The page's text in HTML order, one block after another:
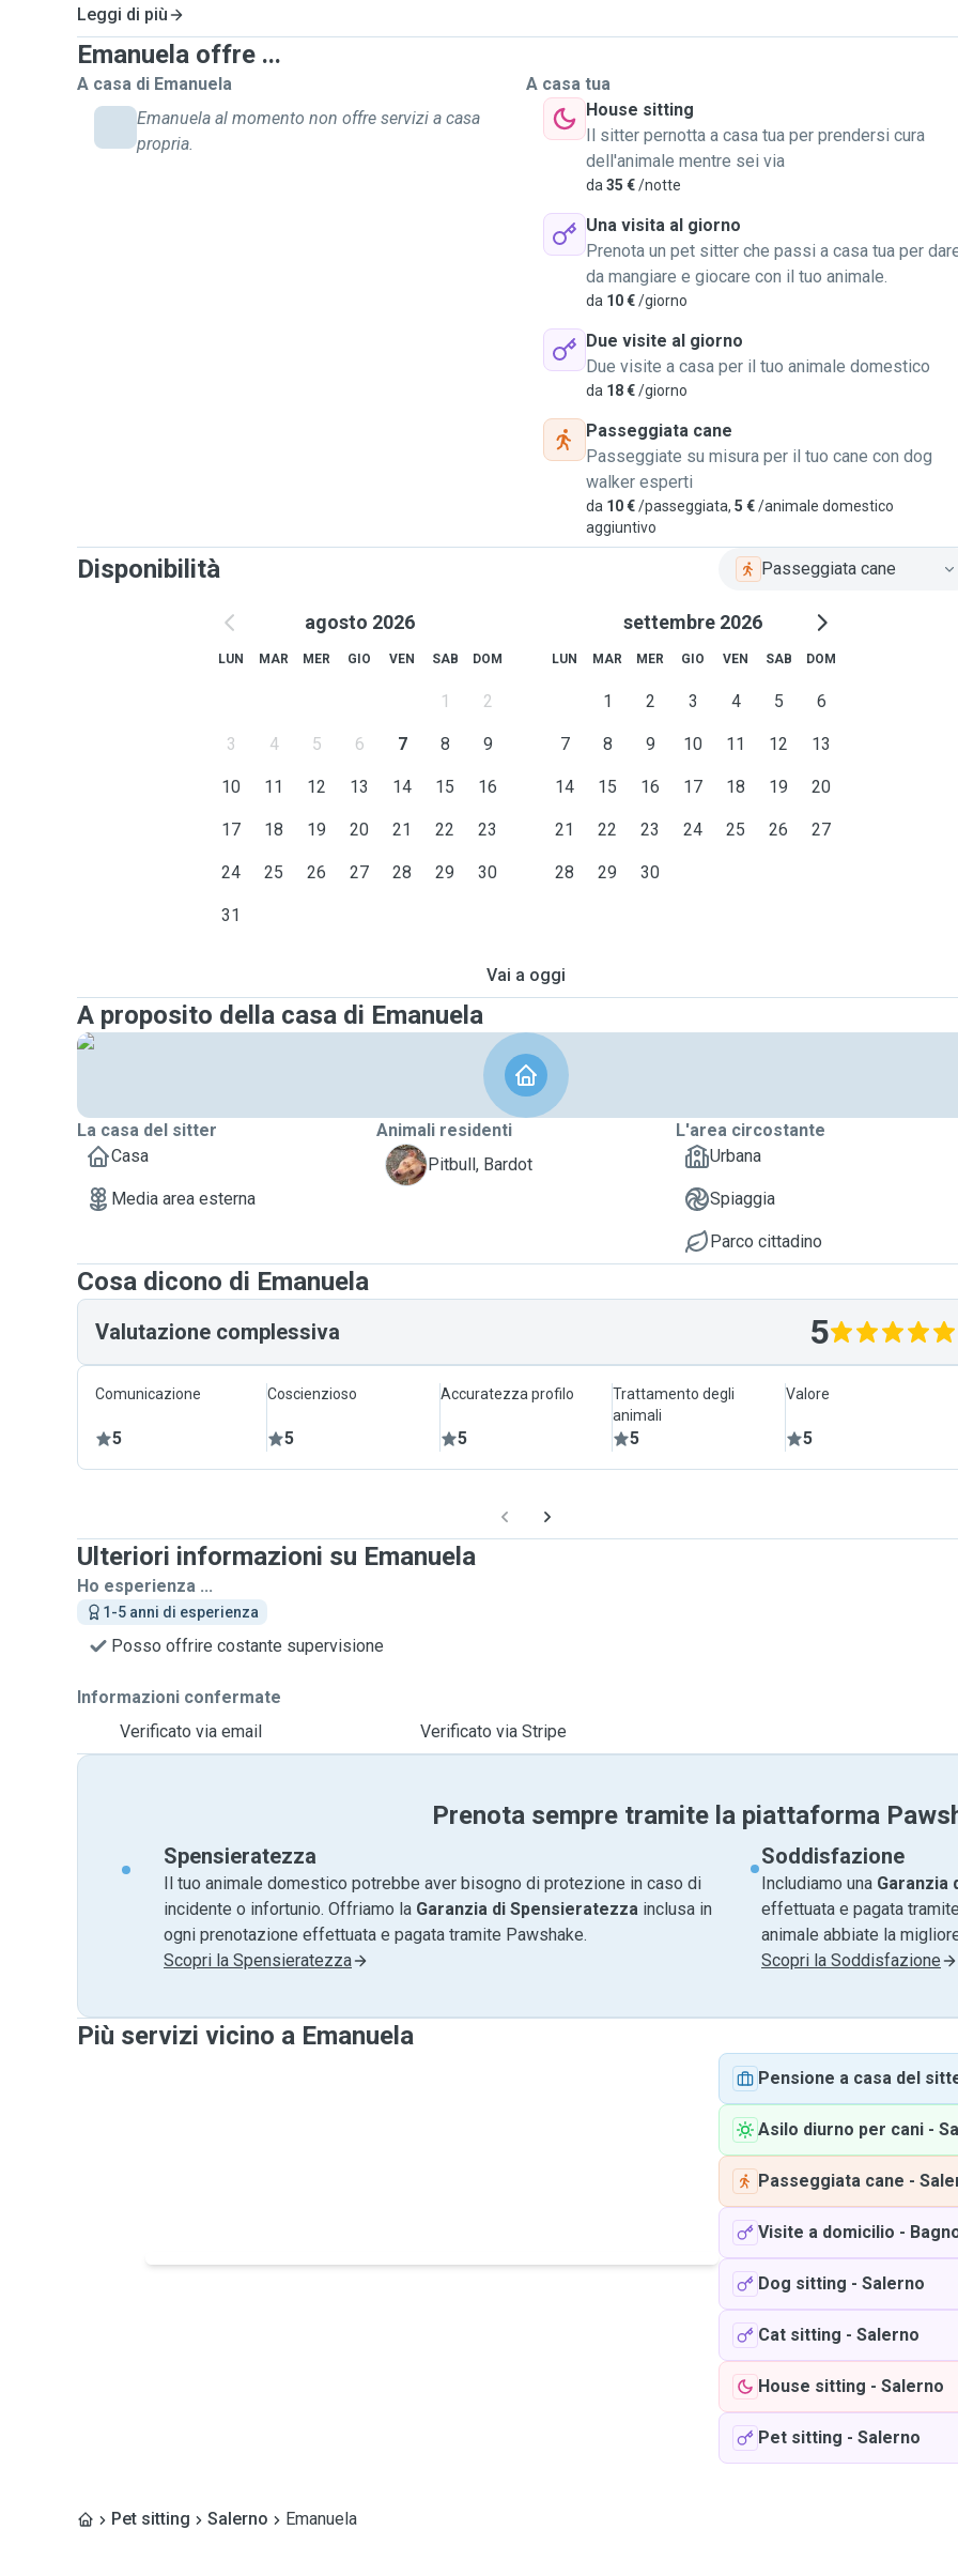
una famiglia. Ho esperienza come dog sitter da poco più di quattro anni ed ogni
cane conosciuto lo porto nel cuore, in breve tempo cerco di creare un legame e
mi ci affeziono subito .
Leggi di più
Emanuela offre ...
A casa di Emanuela
Emanuela al momento non offre servizi a casa
propria.
A casa tua
House sitting
Il sitter pernotta a casa tua per prendersi cura
dell'animale mentre sei via
da 35 €/notte
Una visita al giorno
Prenota un pet sitter che passi a casa tua per
da mangiare e giocare con il tuo animale.
da 10 €/giorno
Due visite al giorno
Due visite a casa per il tuo animale domestico
da 18 €/giorno
Passeggiata cane
Passeggiate su misura per il tuo cane con dog
walker esperti
da 10 €/passeggiata, 5 €/animale domestico
aggiuntivo
Disponibilità Passeggiata cane
agosto 2026
LUN MAR MER GIO VEN SAB DOM
1 2
3 4 5 6 7 8 9
10 11 12 13 14 15 16
17 18 19 20 21 22 23
24 25 26 27 28 29 30
31
settembre 2026
LUN MAR MER GIO VEN SAB DOM
1 2 3 4 5 6
7 8 9 10 11 12 13
14 15 16 17 18 19 20
21 22 23 24 25 26 27
28 29 30
Vai a oggi
A proposito della casa di Emanuela
La casa del sitter
Casa
Media area esterna
Animali residenti
B
Pitbull, Bardot
L'area circostante
Urbana
Spiaggia
Parco cittadino
Cosa dicono di Emanuela
Valutazione complessiva 5
Comunicazione
5
Coscienzioso
5
Accuratezza profilo
5
Trattamento degli
animali
5
Valore
5
Ulteriori informazioni su Emanuela
Ho esperienza ...
1-5 anni di esperienza
Posso offrire costante supervisione
Informazioni confermate
Verificato via email
Verificato via Stripe
Prenota sempre tramite la piattaforma
Spensieratezza
Il tuo animale domestico potrebbe aver bisogno di protezione in caso di
incidente o infortunio. Offriamo la Garanzia di Spensieratezza inclusa in
ogni prenotazione effettuata e pagata tramite Pawshake.
Scopri la Spensieratezza
Soddisfazione
Includiamo una Garanzia
effettuata e pagata
animale abbiate la
Scopri la Soddisfazione
Più servizi vicino a Emanuela
Pensione a casa del
Asilo diurno per cani -
Passeggiata cane -
Visite a domicilio -
Dog sitting - Salerno
Cat sitting - Salerno
House sitting - Salerno
Pet sitting - Salerno
Pet sitting Salerno Emanuela